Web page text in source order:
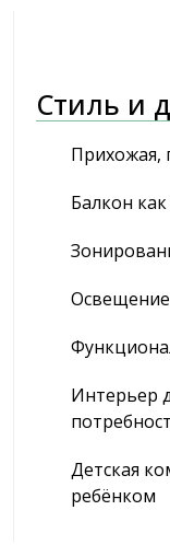
Стиль и
Прихожая,
Балкон
Интерьер
Детская
ребёнком